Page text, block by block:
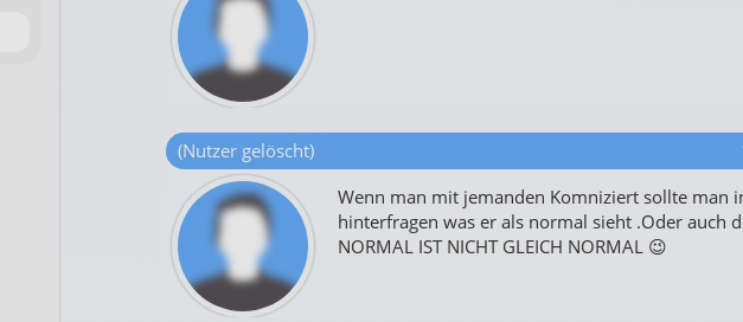
(Nutzer gelöscht)
Wenn man mit jemanden Komniziert sollte man
hinterfragen was er als normal sieht .Oder auch
NORMAL IST NICHT GLEICH NORMAL 😉